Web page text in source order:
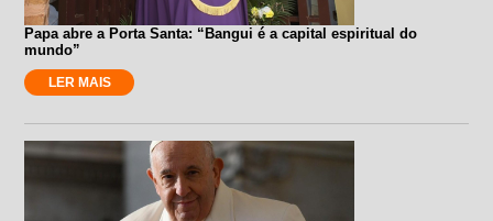
Papa abre a Porta Santa: “Bangui é a capital espiritual do
mundo”
LER MAIS